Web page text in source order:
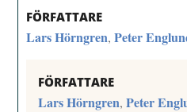
FÖRFATTARE
Lars Hörngren,Peter
FÖRFATTARE
Lars Hörngren,Peter